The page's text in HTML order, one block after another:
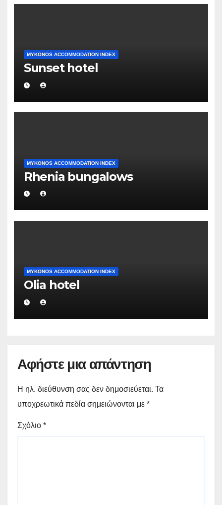
MYKONOS ACCOMMODATION INDEX
Sunset hotel
MYKONOS ACCOMMODATION INDEX
Rhenia bungalows
MYKONOS ACCOMMODATION INDEX
Olia hotel
Αφήστε μια απάντηση
Η ηλ. διεύθυνση σας δεν δημοσιεύεται. Τα
υποχρεωτικά πεδία σημειώνονται με *
Σχόλιο *